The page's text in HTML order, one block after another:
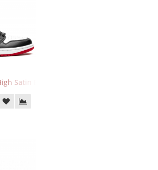
Satin Black Toe